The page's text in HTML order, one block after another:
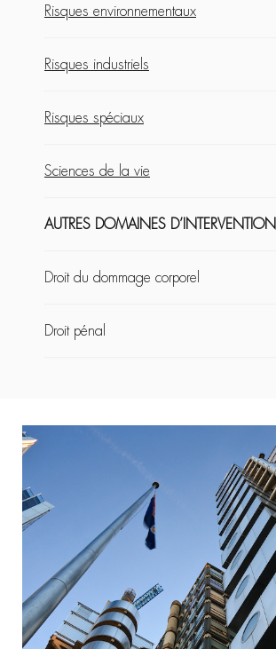
Risques environnementaux
Risques industriels
Risques spéciaux
Sciences de la vie
AUTRES DOMAINES D’INTERVENTION
Droit du dommage corporel
Droit pénal